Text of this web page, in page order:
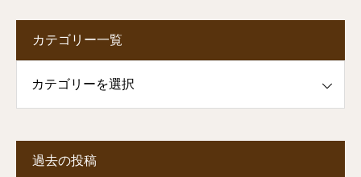
カテゴリー一覧
過去の投稿